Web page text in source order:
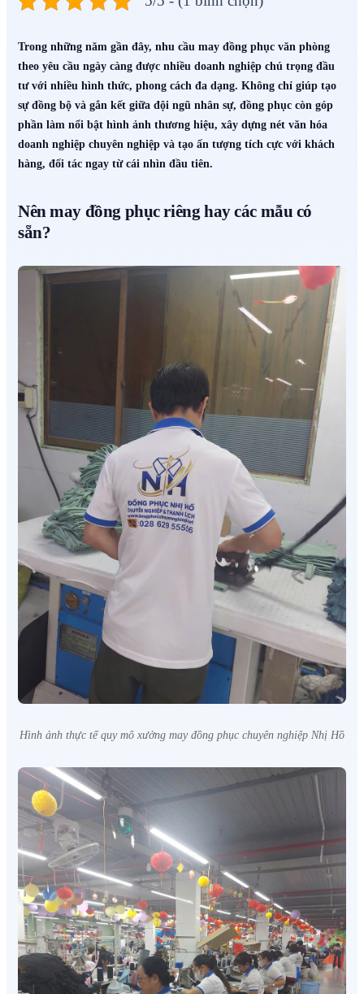
Trong những năm gần đây, nhu cầu may đồng phục văn phòng
theo yêu cầu ngày càng được nhiều doanh nghiệp chú trọng đầu
tư với nhiều hình thức, phong cách đa dạng. Không chỉ giúp tạo
sự đồng bộ và gắn kết giữa đội ngũ nhân sự, đồng phục còn góp
phần làm nổi bật hình ảnh thương hiệu, xây dựng nét văn hóa
doanh nghiệp chuyên nghiệp và tạo ấn tượng tích cực với khách
hàng, đối tác ngay từ cái nhìn đầu tiên.
Nên may đồng phục riêng hay các mẫu có
sẵn?
Hình ảnh thực tế quy mô xưởng may đồng phục chuyên nghiệp Nhị Hồ